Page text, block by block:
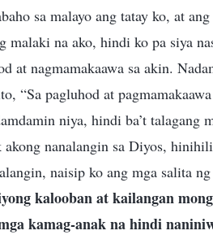
sa malayo ang tatay ko, at
malaki na ako, hindi ko pa siya
at nagmamakaawa sa akin.
“Sa pagluhod at
niya, hindi ba’t talagang
nanalangin sa Diyos,
naisip ko ang mga salita
kalooban at kailangan
kamag-anak na hindi